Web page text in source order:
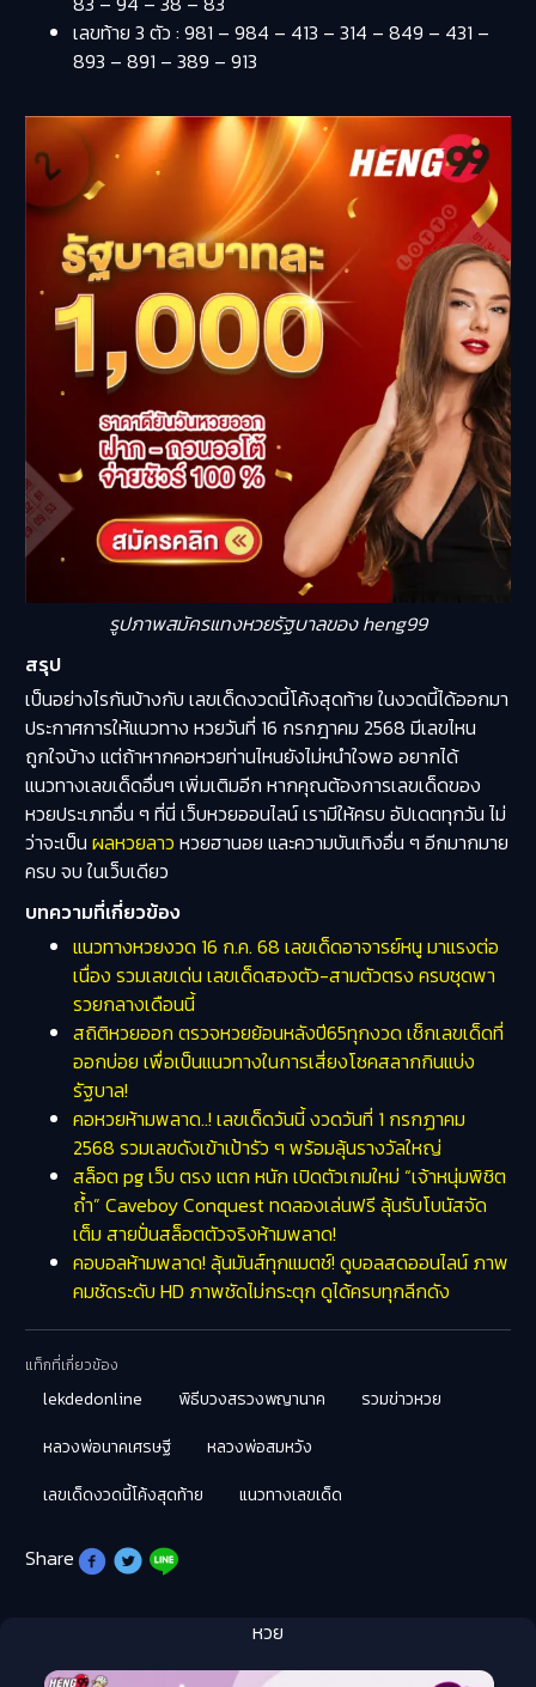
เลขท้าย 3 ตัว : 981 – 984 – 413 – 314 – 849 – 431 –
893 – 891 – 389 – 913
รูปภาพสมัครแทงหวยรัฐบาลของ heng99
สรุป
เป็นอย่างไรกันบ้างกับ เลขเด็ดงวดนี้โค้งสุดท้าย ในงวดนี้ได้ออกมา
ประกาศการให้แนวทาง หวยวันที่ 16 กรกฎาคม 2568 มีเลขไหน
ถูกใจบ้าง แต่ถ้าหากคอหวยท่านไหนยังไม่หนำใจพอ อยากได้
แนวทางเลขเด็ดอื่นๆ เพิ่มเติมอีก หากคุณต้องการเลขเด็ดของ
หวยประเภทอื่น ๆ ที่นี่ เว็บหวยออนไลน์ เรามีให้ครบ อัปเดตทุกวัน ไม่
ว่าจะเป็น ผลหวยลาว หวยฮานอย และความบันเทิงอื่น ๆ อีกมากมาย
ครบ จบ ในเว็บเดียว
บทความที่เกี่ยวข้อง
แนวทางหวยงวด 16 ก.ค. 68 เลขเด็ดอาจารย์หนู มาแรงต่อ
เนื่อง รวมเลขเด่น เลขเด็ดสองตัว-สามตัวตรง ครบชุดพา
รวยกลางเดือนนี้
สถิติหวยออก ตรวจหวยย้อนหลังปี65ทุกงวด เช็กเลขเด็ดที่
ออกบ่อย เพื่อเป็นแนวทางในการเสี่ยงโชคสลากกินแบ่ง
รัฐบาล!
คอหวยห้ามพลาด..! เลขเด็ดวันนี้ งวดวันที่ 1 กรกฏาคม
2568 รวมเลขดังเข้าเป้ารัว ๆ พร้อมลุ้นรางวัลใหญ่
สล็อต pg เว็บ ตรง แตก หนัก เปิดตัวเกมใหม่ “เจ้าหนุ่มพิชิต
ถ้ำ” Caveboy Conquest ทดลองเล่นฟรี ลุ้นรับโบนัสจัด
เต็ม สายปั่นสล็อตตัวจริงห้ามพลาด!
คอบอลห้ามพลาด! ลุ้นมันส์ทุกแมตช์! ดูบอลสดออนไลน์ ภาพ
คมชัดระดับ HD ภาพชัดไม่กระตุก ดูได้ครบทุกลีกดัง
แท็กที่เกี่ยวข้อง
lekdedonline พิธีบวงสรวงพญานาค
รวมข่าวหวย
หลวงพ่อนาคเศรษฐี
หลวงพ่อสมหวัง
เลขเด็ดงวดนี้โค้งสุดท้าย
แนวทางเลขเด็ด
Share
หวย